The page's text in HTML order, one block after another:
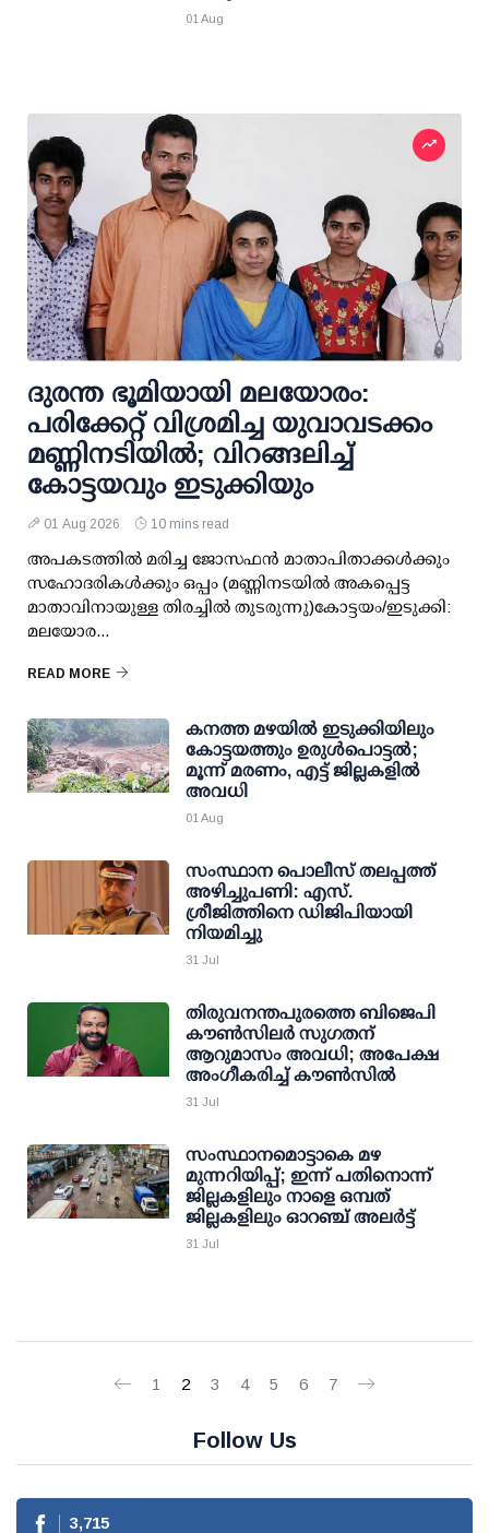
01 Aug
ദുരന്ത ഭൂമിയായി മലയോരം:
പരിക്കേറ്റ് വിശ്രമിച്ച യുവാവടക്കം
മണ്ണിനടിയില്‍; വിറങ്ങലിച്ച്
കോട്ടയവും ഇടുക്കിയും
01 Aug 2026 10 mins read
അപകടത്തില്‍ മരിച്ച ജോസഫന്‍ മാതാപിതാക്കള്‍ക്കും
സഹോദരികള്‍ക്കും ഒപ്പം (മണ്ണിനടയില്‍ അകപ്പെട്ട
മാതാവിനായുള്ള തിരച്ചില്‍ തുടരുന്നു)കോട്ടയം/ഇടുക്കി:
മലയോര...
READ MORE
കനത്ത മഴയില്‍ ഇടുക്കിയിലും
കോട്ടയത്തും ഉരുള്‍പൊട്ടല്‍;
മൂന്ന് മരണം, എട്ട് ജില്ലകളില്‍
അവധി
01 Aug
സംസ്ഥാന പൊലീസ് തലപ്പത്ത്
അഴിച്ചുപണി: എസ്.
ശ്രീജിത്തിനെ ഡിജിപിയായി
നിയമിച്ചു
31 Jul
തിരുവനന്തപുരത്തെ ബിജെപി
കൗൺസിലർ സുഗതന്
ആറുമാസം അവധി; അപേക്ഷ
അംഗീകരിച്ച് കൗൺസിൽ
31 Jul
സംസ്ഥാനമൊട്ടാകെ മഴ
മുന്നറിയിപ്പ്; ഇന്ന് പതിനൊന്ന്
ജില്ലകളിലും നാളെ ഒമ്പത്
ജില്ലകളിലും ഓറഞ്ച് അലര്‍ട്ട്
31 Jul
1 2 3 4 5 6 7
Follow Us
3,715